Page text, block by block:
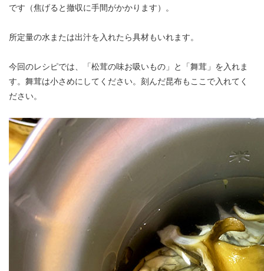
です（焦げると撤収に手間がかかります）。
所定量の水または出汁を入れたら具材もいれます。
今回のレシピでは、「松茸の味お吸いもの」と「舞茸」を入れま
す。舞茸は小さめにしてください。刻んだ昆布もここで入れてく
ださい。